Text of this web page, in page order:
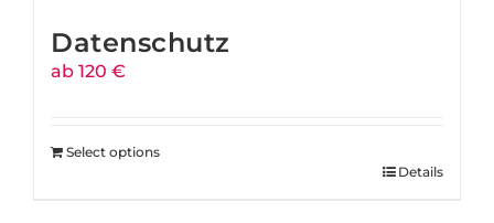
Datenschutz
ab 120 €
Select options
Details